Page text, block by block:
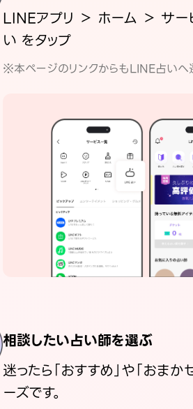
LINEアプリ ＞ ホーム ＞ サ
い をタップ
※本ページのリンクからもLINE占いへ
相談したい占い師を選ぶ
迷ったら「おすすめ」や「おまか
ーズです。